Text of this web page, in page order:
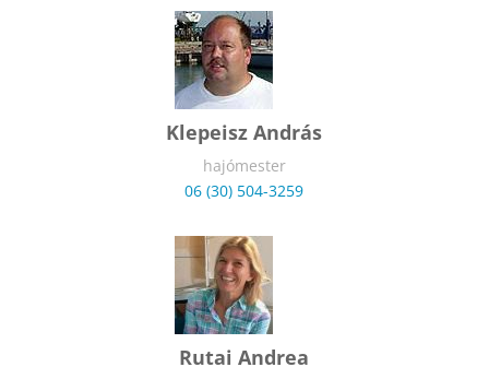
Klepeisz András
hajómester
06 (30) 504-3259
Rutai Andrea